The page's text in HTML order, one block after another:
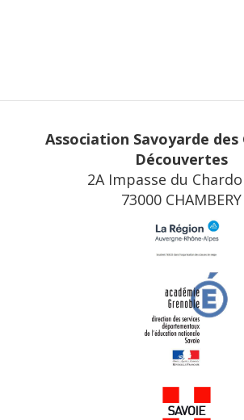
Association Savoyarde des
Découvertes
2A Impasse du
73000 CHAMBERY